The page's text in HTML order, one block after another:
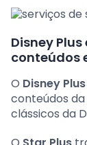
Disney
conteúdos
O Disney Plus
conteúdos da
clássicos da